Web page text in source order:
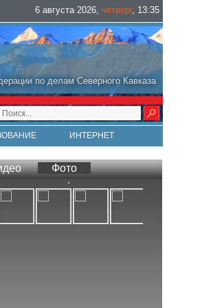
6 августа 2026, четверг, 13:35
по делам Северного Кавказа
ИНТЕРНЕТ
Фото